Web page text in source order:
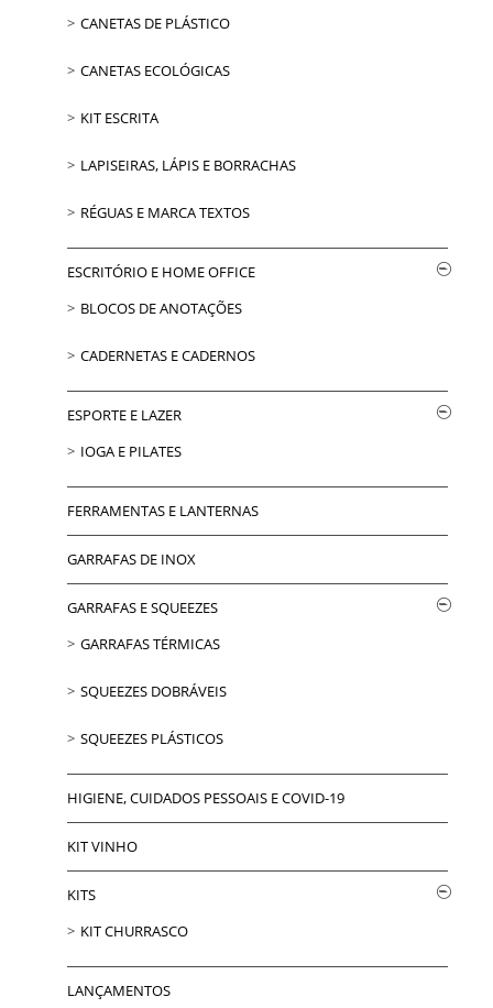
CANETAS DE PLÁSTICO
CANETAS ECOLÓGICAS
KIT ESCRITA
LAPISEIRAS, LÁPIS E BORRACHAS
RÉGUAS E MARCA TEXTOS
ESCRITÓRIO E HOME OFFICE
BLOCOS DE ANOTAÇÕES
CADERNETAS E CADERNOS
ESPORTE E LAZER
IOGA E PILATES
FERRAMENTAS E LANTERNAS
GARRAFAS DE INOX
GARRAFAS E SQUEEZES
GARRAFAS TÉRMICAS
SQUEEZES DOBRÁVEIS
SQUEEZES PLÁSTICOS
HIGIENE, CUIDADOS PESSOAIS E COVID-19
KIT VINHO
KITS
KIT CHURRASCO
LANÇAMENTOS